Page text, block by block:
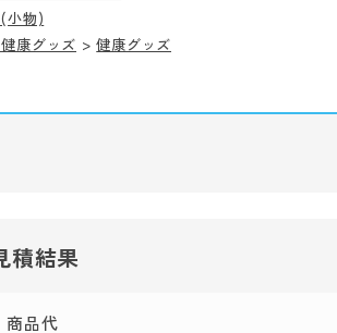
小物)
康グッズ >健康グッズ
積結果
商品代